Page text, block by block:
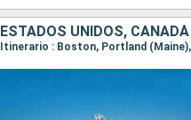
ESTADOS UNIDOS, CANADÁ
Itinerario : Boston, Portland